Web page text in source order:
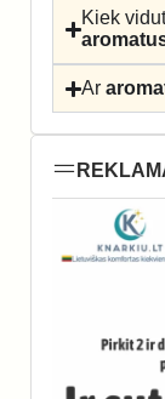
Kiek
Ar